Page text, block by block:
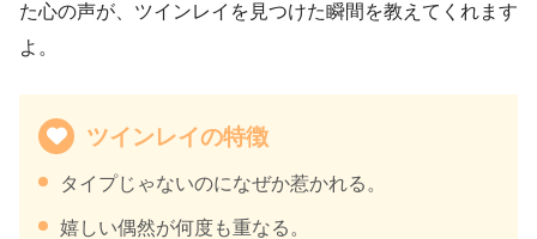
た心の声が、ツインレイを見つけた瞬間を教えてくれます
よ。
ツインレイの特徴
タイプじゃないのになぜか惹かれる。
嬉しい偶然が何度も重なる。